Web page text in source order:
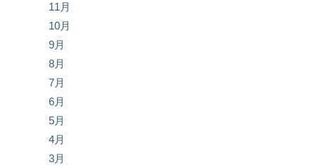
11月
10月
9月
8月
7月
6月
5月
4月
3月